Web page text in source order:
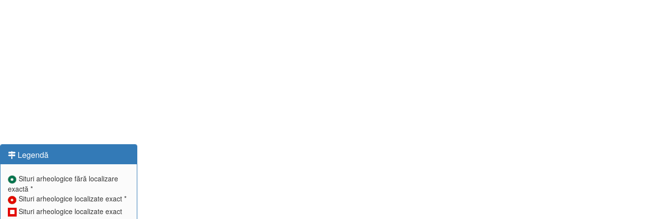
Legendă
Situri arheologice fără localizare
exactă *
Situri arheologice localizate exact *
Situri arheologice localizate exact